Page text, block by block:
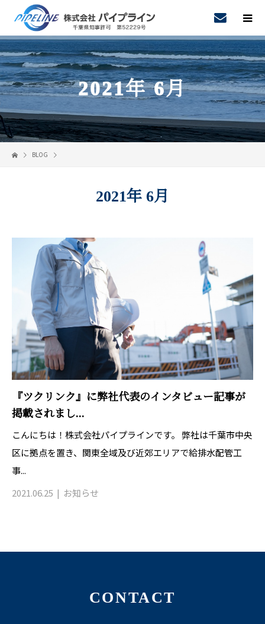
2021年 6月
BLOG
2021年 6月
『ツクリンク』に弊社代表のインタビュー記事が
掲載されまし...
こんにちは！株式会社パイプラインです。 弊社は千葉市中央
区に拠点を置き、関東全域及び近郊エリアで給排水配管工
事...
2021.06.25
お知らせ
CONTACT